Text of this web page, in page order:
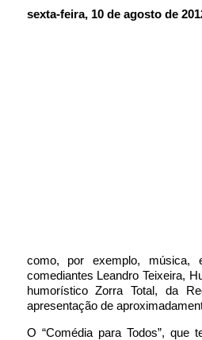
sexta-feira, 10 de agosto de
como, por exemplo, música,
comediantes Leandro Teixeira,
humorístico Zorra Total, da
apresentação de
O “Comédia para Todos”,